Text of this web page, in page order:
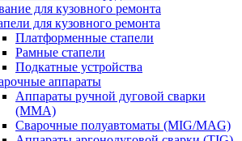
для кузовного ремонта
для кузовного ремонта
Платформенные стапели
Рамные стапели
Подкатные устройства
аппараты
Аппараты ручной дуговой сварки
(MMA)
Сварочные полуавтоматы (MIG/MAG)